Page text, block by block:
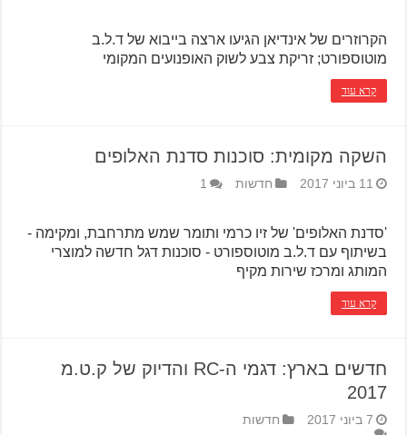
הקרוזרים של אינדיאן הגיעו ארצה בייבוא של ד.ל.ב
מוטוספורט; זריקת צבע לשוק האופנועים המקומי
קרא עוד
השקה מקומית: סוכנות סדנת האלופים
11 ביוני 2017 חדשות 1
'סדנת האלופים' של זיו כרמי ותומר שמש מתרחבת, ומקימה -
בשיתוף עם ד.ל.ב מוטוספורט - סוכנות דגל חדשה למוצרי
המותג ומרכז שירות מקיף
קרא עוד
חדשים בארץ: דגמי ה-RC והדיוק של ק.ט.מ
2017
7 ביוני 2017
חדשות